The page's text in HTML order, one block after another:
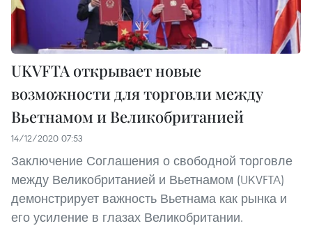
UKVFTA открывает новые
возможности для торговли между
Вьетнамом и Великобританией
14/12/2020 07:53
Заключение Соглашения о свободной торговле
между Великобританией и Вьетнамом (UKVFTA)
демонстрирует важность Вьетнама как рынка и
его усиление в глазах Великобритании.